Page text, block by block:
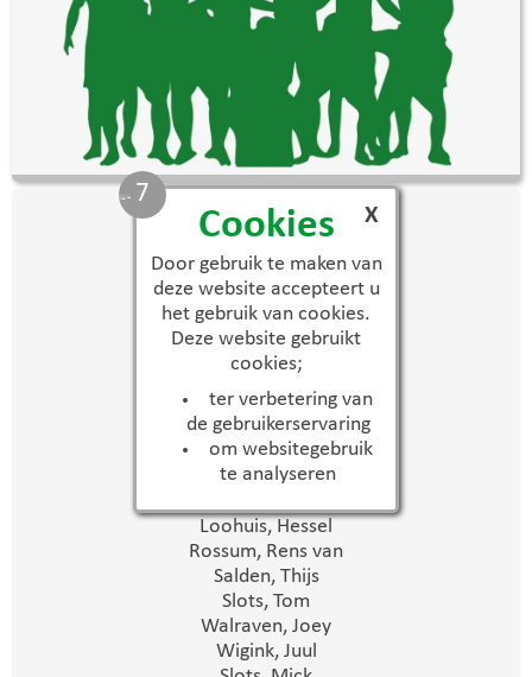
Cookies
Door gebruik te maken van
deze website accepteert u
het gebruik van cookies.
Deze website gebruikt
cookies;
ter verbetering van
de gebruikerservaring
om websitegebruik
te analyseren
X
7
Selectie
Bessenbinder, Luc
Bessenbinder, Sander
Brouwer, Maik
Daggenvoorde, Daan
Evers, Steven
Gerritsen, Twan
Kloosterman, Gijs
Kloosterman, Max
Lenting, Thijs
Loohuis, Bauke
Loohuis, Hessel
Rossum, Rens van
Salden, Thijs
Slots, Tom
Walraven, Joey
Wigink, Juul